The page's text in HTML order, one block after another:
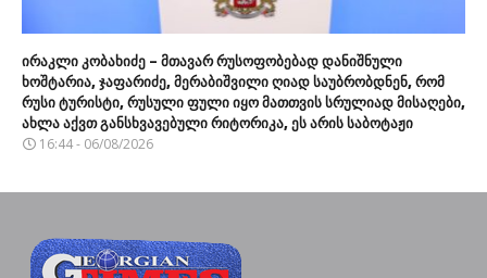
ირაკლი კობახიძე – მთავარ რუსოფობებად დანიშნული
ხოშტარია, ჯაფარიძე, მერაბიშვილი ღიად საუბრობდნენ, რომ
რუსი ტურისტი, რუსული ფული იყო მათთვის სრულიად მისაღები,
ახლა აქვთ განსხვავებული რიტორიკა, ეს არის საბოტაჟი
16:44 - 06/08/2026